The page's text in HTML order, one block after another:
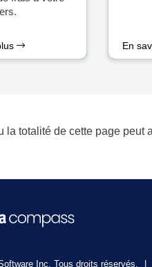
En
la totalité de cette page peut
Inc. Tous droits réservés.